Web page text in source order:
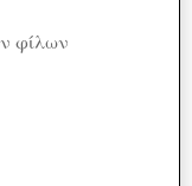
φίλων